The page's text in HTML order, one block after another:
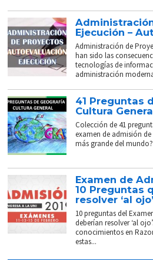
Ejecución –
Administración de
han sido las
tecnologías de
administración
41 Preguntas
Cultura
Colección de 41
examen de admisión
más grande del
Examen de
10 Preguntas
resolver ‘al ojo’
10 preguntas del
deberían resolver ‘al
conocimientos en
estas...